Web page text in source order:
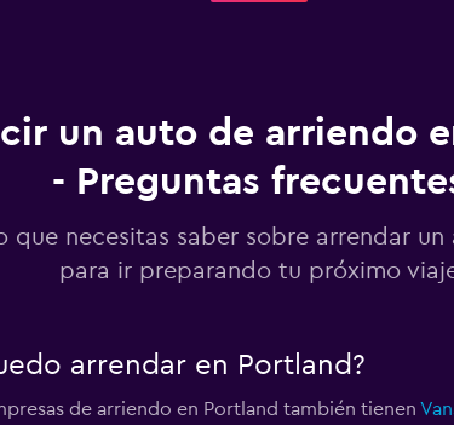
Ver precios
un auto de arriendo
- Preguntas
que necesitas saber sobre arrendar un
para ir preparando tu próximo
arrendar en Portland?
de arriendo en Portland también tienen